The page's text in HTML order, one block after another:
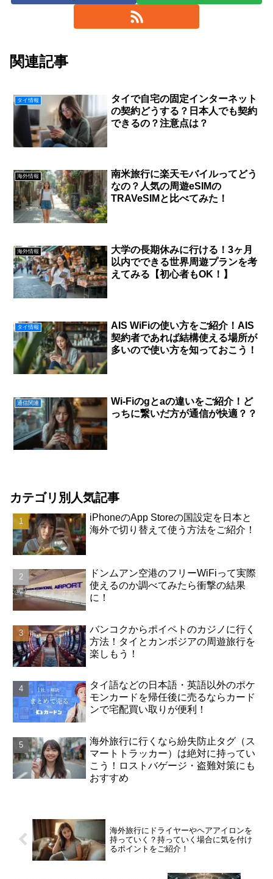
関連記事
タイ情報
タイで自宅の固定インターネット
の契約どうする？日本人でも契約
できるの？注意点は？
海外情報
南米旅行に楽天モバイルってどう
なの？人気の周遊eSIMの
TRAVeSIMと比べてみた！
海外情報
大学の長期休みに行ける！3ヶ月
以内でできる世界周遊プランを考
えてみる【初心者もOK！】
タイ情報
AIS WiFiの使い方をご紹介！AIS
契約者であれば結構使える場所が
多いので使い方を知っておこう！
通信関連
Wi-Fiのgとaの違いをご紹介！ど
っちに繋いだ方が通信が快適？？
カテゴリ別人気記事
iPhoneのApp Storeの国設定を日本と
海外で切り替えて使う方法をご紹介！
ドンムアン空港のフリーWiFiって実際
使えるのか調べてみたら衝撃の結果
に！
バンコクからポイペトのカジノに行く
方法！タイとカンボジアの周遊旅行を
楽しもう！
タイ語などの日本語・英語以外のポケ
モンカードを帰任後に売るならカード
ンで宅配買い取りが便利！
海外旅行に行くなら紛失防止タグ（ス
マートトラッカー）は絶対に持ってい
こう！ロストバゲージ・盗難対策にも
おすすめ
海外旅行にドライヤーやヘアアイロンを
持っていく？持っていく場合に気を付け
るポイントをご紹介！